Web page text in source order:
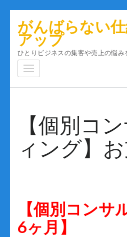
ン
(Enter
がんばらない
アップ
ひとりビジネスの集客や売上の悩み
【個別コ
ィング】
【個別コンサ
6ヶ月】